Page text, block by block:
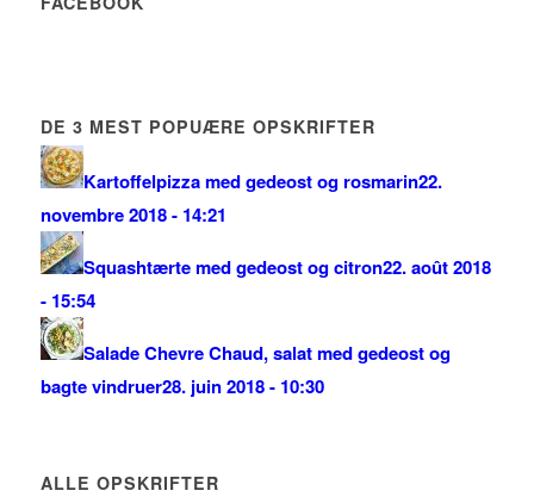
DE 3 MEST POPUÆRE OPSKRIFTER
Kartoffelpizza med gedeost og rosmarin22.
novembre 2018 - 14:21
Squashtærte med gedeost og citron22. août 2018
- 15:54
Salade Chevre Chaud, salat med gedeost og
bagte vindruer28. juin 2018 - 10:30
ALLE OPSKRIFTER